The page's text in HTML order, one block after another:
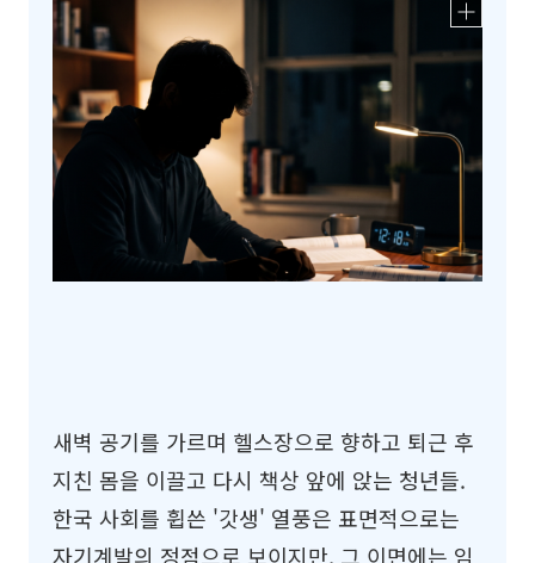
새벽 공기를 가르며 헬스장으로 향하고 퇴근 후
지친 몸을 이끌고 다시 책상 앞에 앉는 청년들.
한국 사회를 휩쓴 '갓생' 열풍은 표면적으로는
자기계발의 정점으로 보이지만, 그 이면에는 임